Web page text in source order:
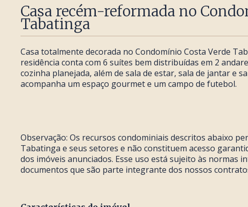
Casa recém-reformada no
Tabatinga
Casa totalmente decorada no Condomínio Costa Verde
residência conta com 6 suítes bem distribuídas em 2
cozinha planejada, além de sala de estar, sala de jantar e
acompanha um espaço gourmet e um campo de futebol.
Observação: Os recursos condominiais descritos abaixo
Tabatinga e seus setores e não constituem acesso
dos imóveis anunciados. Esse uso está sujeito às normas
documentos que são parte integrante dos nossos